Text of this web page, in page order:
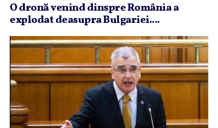
O dronă venind dinspre România a
explodat deasupra Bulgariei....